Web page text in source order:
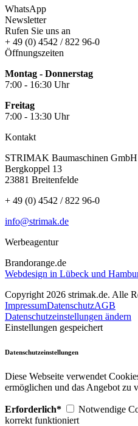
WhatsApp
Newsletter
Rufen Sie uns an
+ 49 (0) 4542 / 822 96-0
Öffnungszeiten
Montag - Donnerstag
7:00 - 16:30 Uhr
Freitag
7:00 - 13:30 Uhr
Kontakt
STRIMAK Baumaschinen GmbH
Bergkoppel 13
23881 Breitenfelde
+ 49 (0) 4542 / 822 96-0
info@strimak.de
Werbeagentur
Brandorange.de
Webdesign in Lübeck und
Copyright 2026 strimak.de. Alle
ImpressumDatenschutzAGB
Datenschutzeinstellungen ändern
Einstellungen gespeichert
Datenschutzeinstellungen
Diese Webseite verwendet
ermöglichen und das Angebot zu
Erforderlich*
Notwendige
korrekt funktioniert